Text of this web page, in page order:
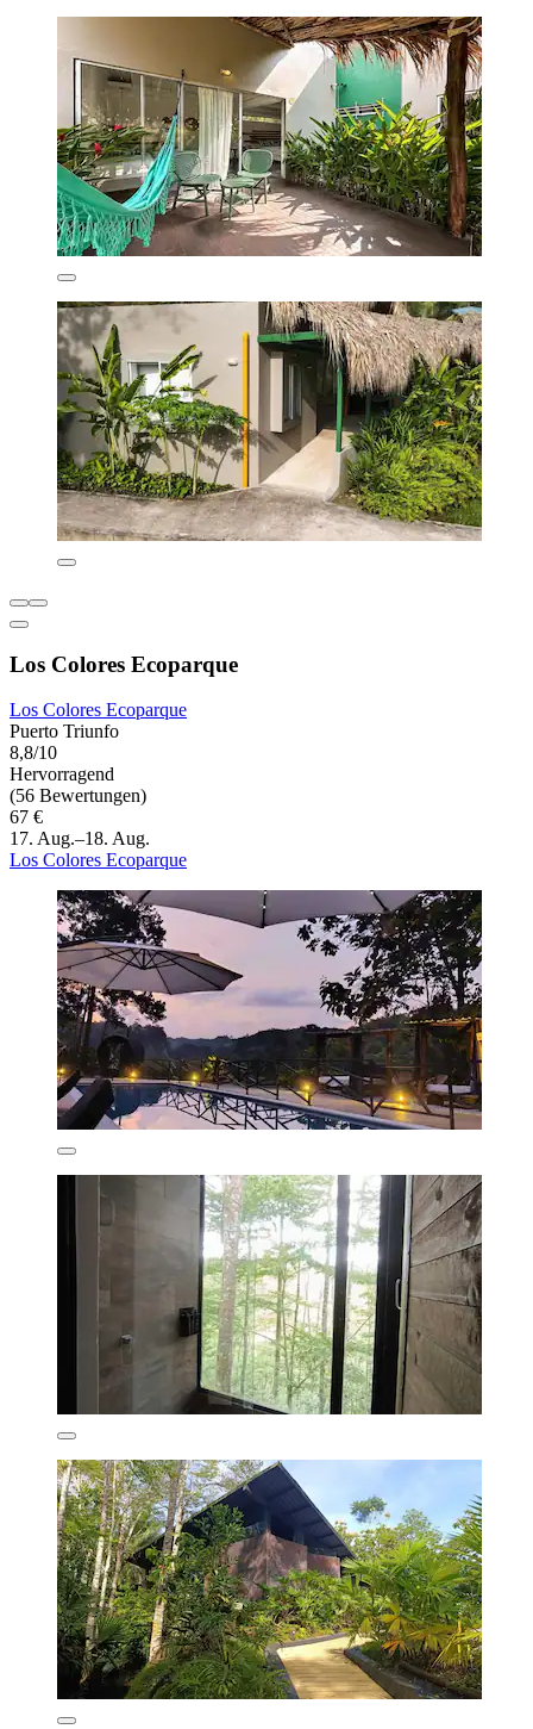
Los Colores Ecoparque
Los Colores Ecoparque
Puerto Triunfo
8,8/10
Hervorragend
(56 Bewertungen)
67 €
17. Aug.–18. Aug.
Los Colores Ecoparque